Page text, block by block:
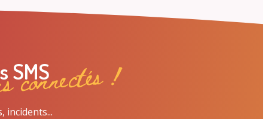
SMS
connectés !
incidents...